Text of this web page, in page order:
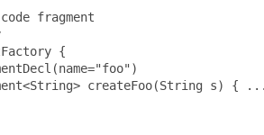
fragment
{
createFoo(String s) {